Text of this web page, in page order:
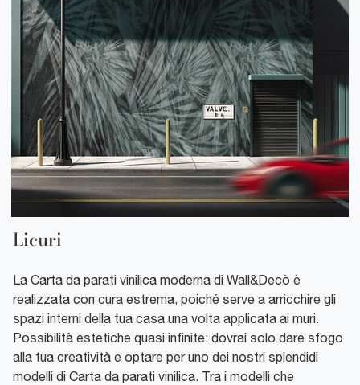
Licuri
La Carta da parati vinilica moderna di Wall&Decò è
realizzata con cura estrema, poiché serve a arricchire gli
spazi interni della tua casa una volta applicata ai muri.
Possibilità estetiche quasi infinite: dovrai solo dare sfogo
alla tua creatività e optare per uno dei nostri splendidi
modelli di Carta da parati vinilica. Tra i modelli che